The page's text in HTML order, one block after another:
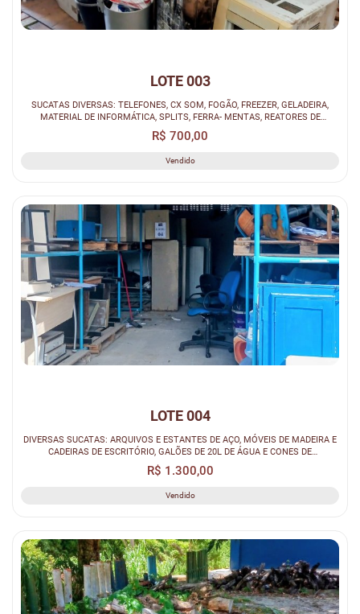
LOTE 003
SUCATAS DIVERSAS: TELEFONES, CX SOM, FOGÃO, FREEZER, GELADEIRA,
MATERIAL DE INFORMÁTICA, SPLITS, FERRA- MENTAS, REATORES DE
LÂMPADAS, MÁQUIN...
R$ 700,00
Vendido
LOTE 004
DIVERSAS SUCATAS: ARQUIVOS E ESTANTES DE AÇO, MÓVEIS DE MADEIRA E
CADEIRAS DE ESCRITÓRIO, GALÕES DE 20L DE ÁGUA E CONES DE
SINALIZAÇÃO.
R$ 1.300,00
Vendido